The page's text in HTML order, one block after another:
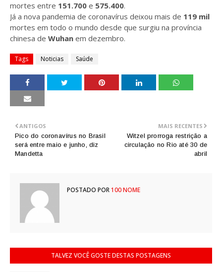
mortes entre 151.700 e 575.400.
Já a nova pandemia de coronavírus deixou mais de 119 mil
mortes em todo o mundo desde que surgiu na província
chinesa de Wuhan em dezembro.
Tags Noticias Saúde
MAIS RECENTES
Witzel prorroga restrição a
circulação no Rio até 30 de
abril
ANTIGOS
Pico do coronavírus no Brasil
será entre maio e junho, diz
Mandetta
POSTADO POR100 NOME
TALVEZ VOCÊ GOSTE DESTAS POSTAGENS